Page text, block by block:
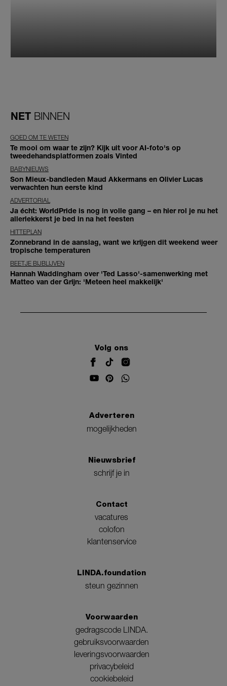
NET BINNEN
GOED OM TE WETEN
Te mooi om waar te zijn? Kijk uit voor AI-foto's op
tweedehandsplatformen zoals Vinted
BABYNIEUWS
Son Mieux-bandleden Maud Akkermans en Olivier Lucas
verwachten hun eerste kind
ADVERTORIAL
Ja écht: WorldPride is nog in volle gang – en hier rol je nu het
allerlekkerst je bed in na het feesten
HITTEPLAN
Zonnebrand in de aanslag, want we krijgen dit weekend weer
tropische temperaturen
BEETJE BIJBLIJVEN
Hannah Waddingham over 'Ted Lasso'-samenwerking met
Matteo van der Grijn: 'Meteen heel makkelijk'
Volg ons
Adverteren
mogelijkheden
Nieuwsbrief
schrijf je in
Contact
vacatures
colofon
klantenservice
LINDA.foundation
steun gezinnen
Voorwaarden
gedragscode LINDA.
gebruiksvoorwaarden
leveringsvoorwaarden
privacybeleid
cookiebeleid